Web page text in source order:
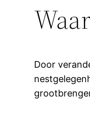
Door